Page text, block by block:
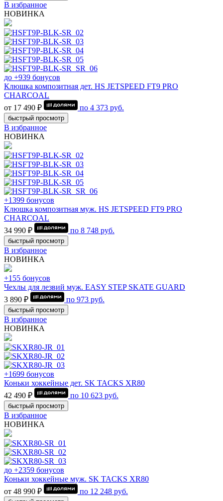
В избранное
НОВИНКА
до +939 бонусов
Клюшка композитная дет. HS JETSPEED FT9 PRO
CHARCOAL
от 17 490 ₽
по 4 373 руб.
быстрый просмотр
В избранное
НОВИНКА
+1399 бонусов
Клюшка композитная муж. HS JETSPEED FT9 PRO
CHARCOAL
34 990 ₽
по 8 748 руб.
быстрый просмотр
В избранное
НОВИНКА
+155 бонусов
Чехлы для лезвий муж. EASY STEP SKATE GUARD
3 890 ₽
по 973 руб.
быстрый просмотр
В избранное
НОВИНКА
+1699 бонусов
Коньки хоккейные дет. SK TACKS XR80
42 490 ₽
по 10 623 руб.
быстрый просмотр
В избранное
НОВИНКА
до +2359 бонусов
Коньки хоккейные муж. SK TACKS XR80
от 48 990 ₽
по 12 248 руб.